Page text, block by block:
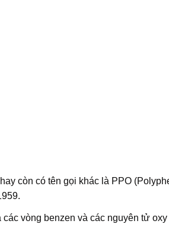
còn có tên gọi khác là PPO
vòng benzen và các nguyên tử